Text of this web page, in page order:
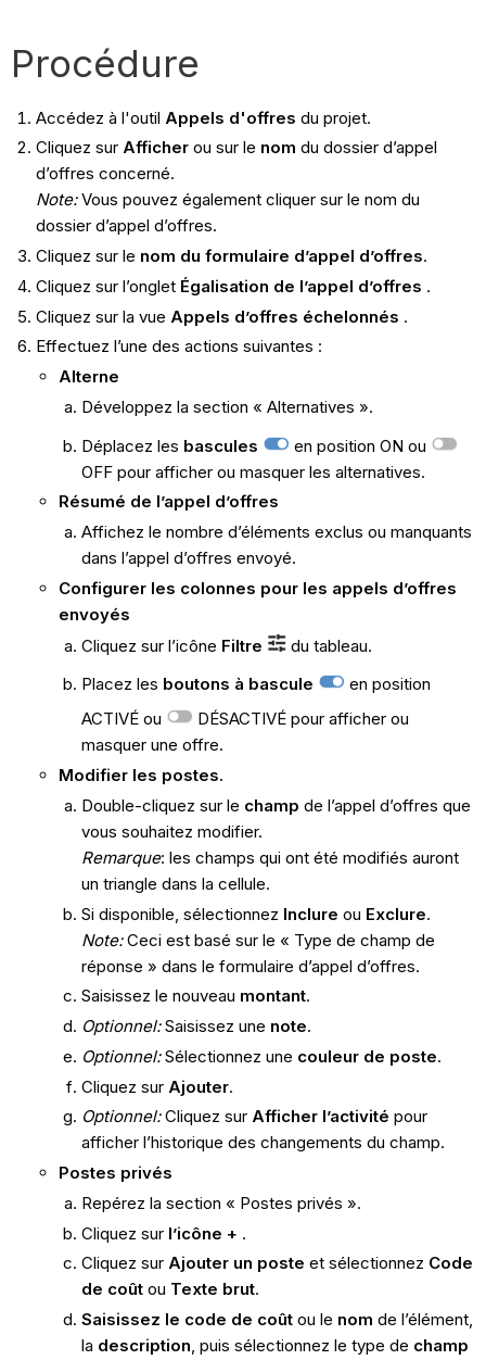
Procédure
Accédez à l'outil Appels d'offres du projet.
Cliquez sur Afficherou sur le nom du dossier d’appel
d’offres concerné.
Note:Vous pouvez également cliquer sur le nom du
dossier d’appel d’offres.
Cliquez sur le nom du formulaire d’appel d’offres.
Cliquez sur l’onglet Égalisation de l’appel d’offres .
Cliquez sur la vue Appels d’offres échelonnés .
Effectuez l’une des actions suivantes :
Alterne
Développez la section « Alternatives ».
Déplacez les bascules
en position ON ou
OFF pour afficher ou masquer les alternatives.
Résumé de l’appel d’offres
Affichez le nombre d’éléments exclus ou manquants
dans l’appel d’offres envoyé.
Configurer les colonnes pour les appels d’offres
envoyés
Cliquez sur l’icône Filtre
du tableau.
Placez les boutons à bascule
en position
ACTIVÉ ou
DÉSACTIVÉ pour afficher ou
masquer une offre.
Modifier les postes.
Double-cliquez sur le champ de l’appel d’offres que
vous souhaitez modifier.
Remarque: les champs qui ont été modifiés auront
un triangle dans la cellule.
Si disponible, sélectionnez Inclure ou Exclure.
Note:Ceci est basé sur le « Type de champ de
réponse » dans le formulaire d’appel d’offres.
Saisissez le nouveau montant.
Optionnel:Saisissez une note.
Optionnel:Sélectionnez une couleur de poste.
Cliquez sur Ajouter.
Optionnel:Cliquez sur Afficher l’activité pour
afficher l’historique des changements du champ.
Postes privés
Repérez la section « Postes privés ».
Cliquez sur l’icône + .
Cliquez sur Ajouter un poste et sélectionnez Code
de coûtou Texte brut.
Saisissez le code de coûtou le nom de l’élément,
la description, puis sélectionnez le type de champ